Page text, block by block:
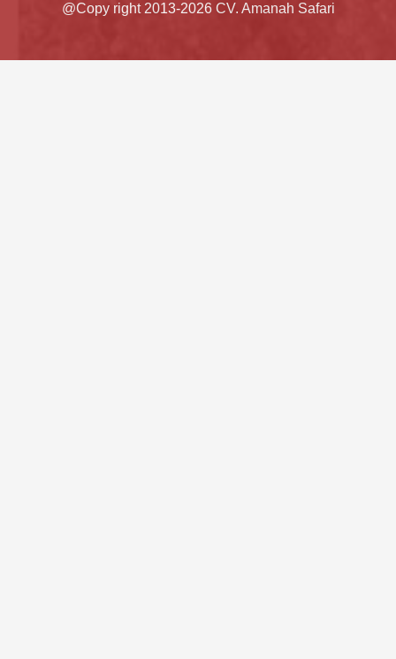
@Copy right 2013-2026 CV. Amanah Safari